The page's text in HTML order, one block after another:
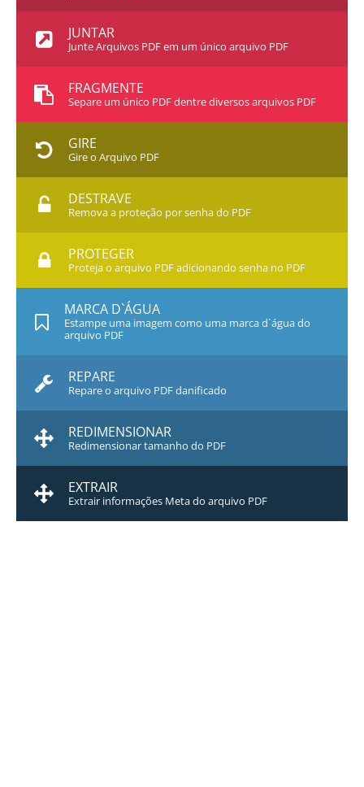
JUNTAR
Junte Arquivos PDF em um único arquivo PDF
FRAGMENTE
Separe um único PDF dentre diversos arquivos PDF
GIRE
Gire o Arquivo PDF
DESTRAVE
Remova a proteção por senha do PDF
PROTEGER
Proteja o arquivo PDF adicionando senha no PDF
MARCA D`ÁGUA
Estampe uma imagem como uma marca d`água do
arquivo PDF
REPARE
Repare o arquivo PDF danificado
REDIMENSIONAR
Redimensionar tamanho do PDF
EXTRAIR
Extrair informações Meta do arquivo PDF